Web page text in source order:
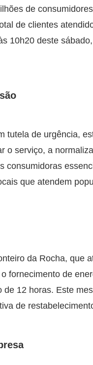
de
de clientes
10h20 deste
tutela de urgência,
o serviço, a
consumidoras
que atendem
da Rocha, que
fornecimento de
de 12 horas. Este
de